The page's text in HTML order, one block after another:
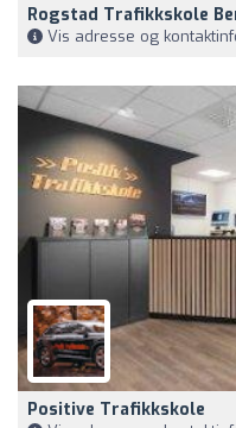
Rogstad Trafikkskole
Vis adresse og
Positive Trafikkskole